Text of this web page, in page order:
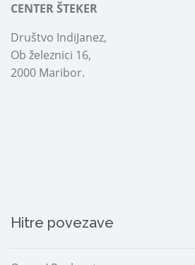
CENTER ŠTEKER
Društvo IndiJanez,
Ob železnici 16,
2000 Maribor.
Hitre povezave